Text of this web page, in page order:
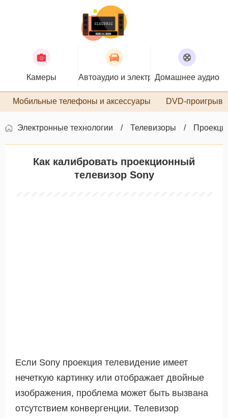
Камеры Автоаудио и электроникаДомашнее аудио
Мобильные телефоны и аксессуары DVD-
Электронные технологии Телевизоры
Как калибровать проекционный
телевизор Sony
Если Sony проекция телевидение имеет
нечеткую картинку или отображает двойные
изображения, проблема может быть вызвана
отсутствием конвергенции. Телевизор